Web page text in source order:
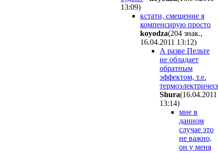
13:09)
кстати, смещение я
компенсирую просто
koyodza(204 знак.,
16.04.2011 13:12)
А разве Пельте
не обладает
обратным
эффектом, т.е.
Shura(16.04.2011
13:14)
мне в
данном
случае это
не важно,
он у меня